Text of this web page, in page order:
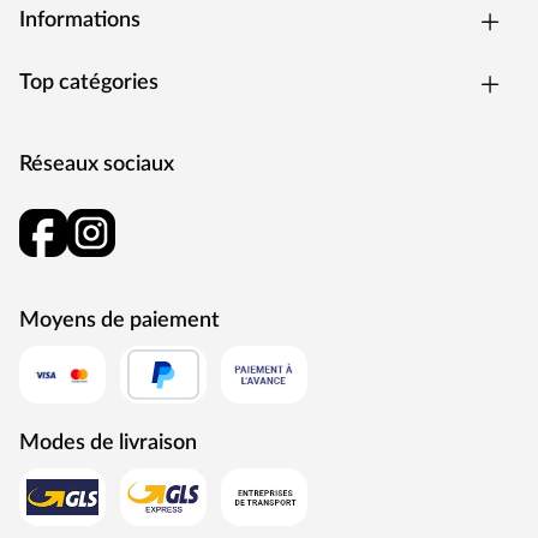
Un raccord pour tuyau d'arrosage est prévu sous le
s'emboîtent facilement.
montage détaillée, la cabane sur pilotis peut être
Informations
Top catégories
Réseaux sociaux
Moyens de paiement
Modes de livraison